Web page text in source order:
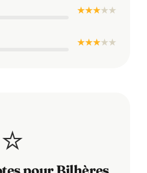
★ ★ ★★★
★ ★ ★★★
⭐